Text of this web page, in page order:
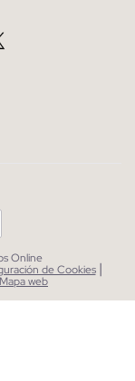
Online
de Cookies |
Mapa web